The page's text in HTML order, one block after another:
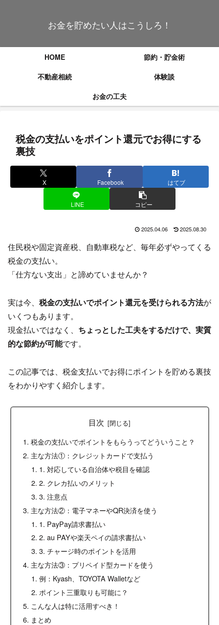
お金を貯めたい人はこうしろ！
HOME
節約・貯金術
不動産相続
体験談
お金の工夫
税金の支払いをポイント還元でお得にする
裏技
X Facebook はてブ
LINE コピー
2025.04.06 2025.08.30
住民税や固定資産税、自動車税など、毎年必ずやってくる
税金の支払い。
「仕方ない支出」と諦めていませんか？
実は今、 税金の支払いでポイント還元を受けられる方法が
いくつもあります。
現金払いではなく、 ちょっとした工夫をするだけで、実質
的な節約が可能です。
この記事では、税金支払いでお得にポイントを貯める裏技
をわかりやすく紹介します。
目次
税金の支払いでポイントをもらうってどういうこと？
主な方法①：クレジットカードで支払う
1. 対応している自治体や税目を確認
2. クレカ払いのメリット
3. 注意点
主な方法②：電子マネーやQR決済を使う
1. PayPay請求書払い
2. au PAYや楽天ペイの請求書払い
3. チャージ時のポイントを活用
主な方法③：プリペイド型カードを使う
例：Kyash、TOYOTA Walletなど
ポイント三重取りも可能に？
こんな人は特に活用すべき！
まとめ